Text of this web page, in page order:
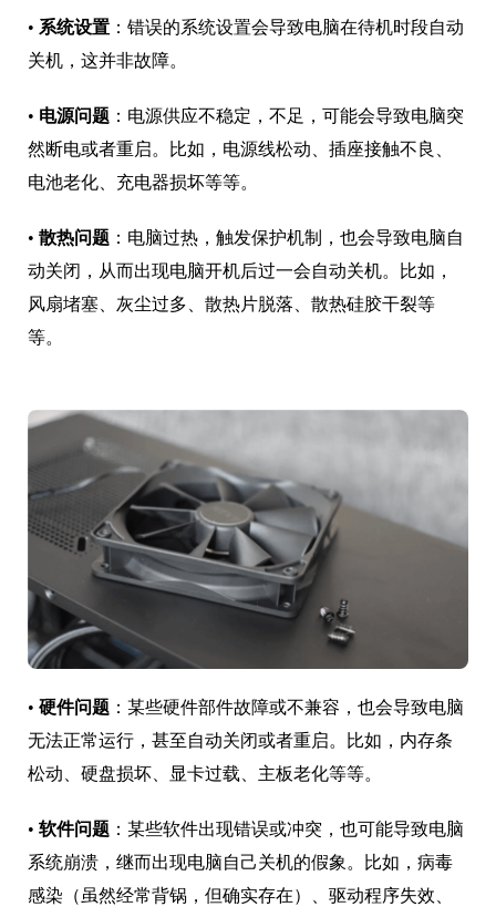
• 系统设置 ：错误的系统设置会导致电脑在待机时段自动
关机，这并非故障。
• 电源问题 ：电源供应不稳定，不足，可能会导致电脑突
然断电或者重启。比如，电源线松动、插座接触不良、
电池老化、充电器损坏等等。
• 散热问题 ：电脑过热，触发保护机制，也会导致电脑自
动关闭，从而出现电脑开机后过一会自动关机。比如，
风扇堵塞、灰尘过多、散热片脱落、散热硅胶干裂等
等。
• 硬件问题 ：某些硬件部件故障或不兼容，也会导致电脑
无法正常运行，甚至自动关闭或者重启。比如，内存条
松动、硬盘损坏、显卡过载、主板老化等等。
• 软件问题 ：某些软件出现错误或冲突，也可能导致电脑
系统崩溃，继而出现电脑自己关机的假象。比如，病毒
感染（虽然经常背锅，但确实存在）、驱动程序失效、